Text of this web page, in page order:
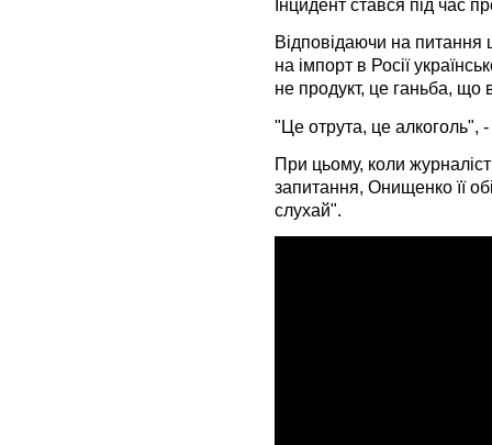
Інцидент стався під час
Відповідаючи на
на імпорт в Росії
не продукт, це ганьба, що
"Це отрута, це алкоголь",
При цьому, коли
запитання, Онищенко її
слухай".